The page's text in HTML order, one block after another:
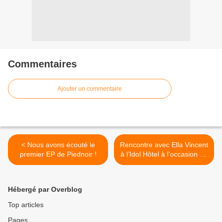
Commentaires
Ajouter un commentaire
< Nous avons écouté le
premier EP de Piednoir !
Rencontre avec Ella Vincent
à l’Idol Hôtel à l’occasion de
la parution de son premier
Hébergé par Overblog
Top articles
Pages